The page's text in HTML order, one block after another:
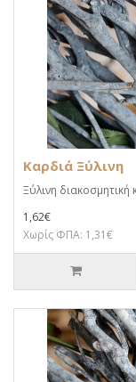
Καρδιά Ξύλινη
Ξύλινη
1,62€
Χωρίς ΦΠΑ: 1,31€